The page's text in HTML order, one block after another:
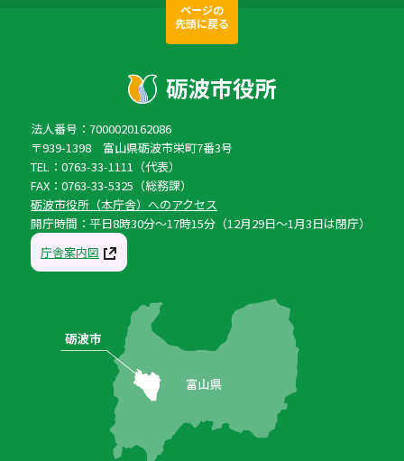
ページの
先頭に戻る
法人番号：7000020162086
〒939-1398 富山県砺波市栄町7番3号
TEL：0763-33-1111（代表）
FAX：0763-33-5325（総務課）
砺波市役所（本庁舎）へのアクセス
開庁時間：平日8時30分〜17時15分（12月29日〜1月3日は閉庁）
庁舎案内図